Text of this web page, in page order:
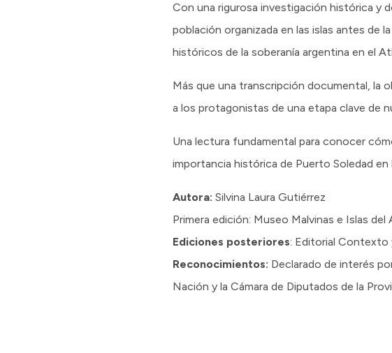
Con una rigurosa investigación histórica y
población organizada en las islas antes de
históricos de la soberanía argentina en el
Más que una transcripción documental, la
a los protagonistas de una etapa clave de
Una lectura fundamental para conocer
importancia histórica de Puerto Soledad en
Autora: Silvina Laura Gutiérrez
Primera edición: Museo Malvinas e Islas
Ediciones posteriores: Editorial Contexto
Reconocimientos: Declarado de interés
Nación y la Cámara de Diputados de la